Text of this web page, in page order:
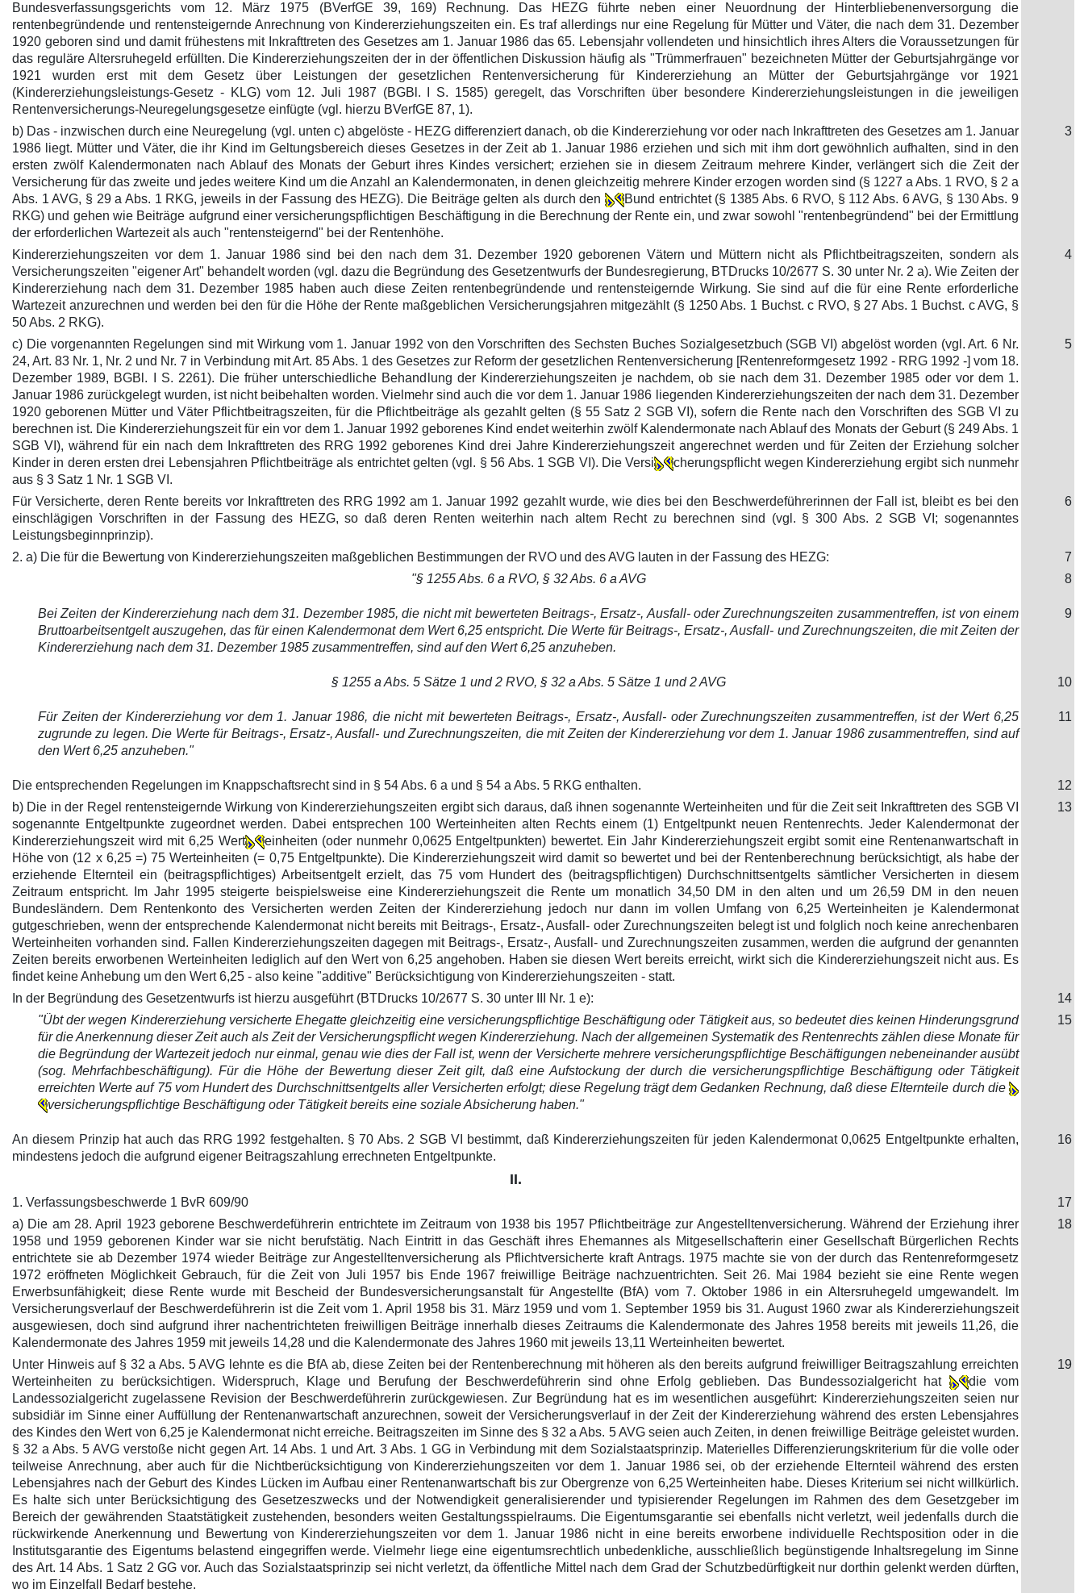
Bundesverfassungsgerichts vom 12. März 1975 (BVerfGE 39, 169) Rechnung. Das HEZG führte neben einer Neuordnung der Hinterbliebenenversorgung die
rentenbegründende und rentensteigernde Anrechnung von Kindererziehungszeiten ein. Es traf allerdings nur eine Regelung für Mütter und Väter, die nach dem 31. Dezember
1920 geboren sind und damit frühestens mit Inkrafttreten des Gesetzes am 1. Januar 1986 das 65. Lebensjahr vollendeten und hinsichtlich ihres Alters die Voraussetzungen für
das reguläre Altersruhegeld erfüllten. Die Kindererziehungszeiten der in der öffentlichen Diskussion häufig als "Trümmerfrauen" bezeichneten Mütter der Geburtsjahrgänge vor
1921 wurden erst mit dem Gesetz über Leistungen der gesetzlichen Rentenversicherung für Kindererziehung an Mütter der Geburtsjahrgänge vor 1921
(Kindererziehungsleistungs-Gesetz - KLG) vom 12. Juli 1987 (BGBl. I S. 1585) geregelt, das Vorschriften über besondere Kindererziehungsleistungen in die jeweiligen
Rentenversicherungs-Neuregelungsgesetze einfügte (vgl. hierzu BVerfGE 87, 1).
b) Das - inzwischen durch eine Neuregelung (vgl. unten c) abgelöste - HEZG differenziert danach, ob die Kindererziehung vor oder nach Inkrafttreten des Gesetzes am 1. Januar
1986 liegt. Mütter und Väter, die ihr Kind im Geltungsbereich dieses Gesetzes in der Zeit ab 1. Januar 1986 erziehen und sich mit ihm dort gewöhnlich aufhalten, sind in den
ersten zwölf Kalendermonaten nach Ablauf des Monats der Geburt ihres Kindes versichert; erziehen sie in diesem Zeitraum mehrere Kinder, verlängert sich die Zeit der
Versicherung für das zweite und jedes weitere Kind um die Anzahl an Kalendermonaten, in denen gleichzeitig mehrere Kinder erzogen worden sind (§ 1227 a Abs. 1 RVO, § 2 a
Abs. 1 AVG, § 29 a Abs. 1 RKG, jeweils in der Fassung des HEZG). Die Beiträge gelten als durch den
Bund entrichtet (§ 1385 Abs. 6 RVO, § 112 Abs. 6 AVG, § 130 Abs. 9
RKG) und gehen wie Beiträge aufgrund einer versicherungspflichtigen Beschäftigung in die Berechnung der Rente ein, und zwar sowohl "rentenbegründend" bei der Ermittlung
der erforderlichen Wartezeit als auch "rentensteigernd" bei der Rentenhöhe.
3
Kindererziehungszeiten vor dem 1. Januar 1986 sind bei den nach dem 31. Dezember 1920 geborenen Vätern und Müttern nicht als Pflichtbeitragszeiten, sondern als
Versicherungszeiten "eigener Art" behandelt worden (vgl. dazu die Begründung des Gesetzentwurfs der Bundesregierung, BTDrucks 10/2677 S. 30 unter Nr. 2 a). Wie Zeiten der
Kindererziehung nach dem 31. Dezember 1985 haben auch diese Zeiten rentenbegründende und rentensteigernde Wirkung. Sie sind auf die für eine Rente erforderliche
Wartezeit anzurechnen und werden bei den für die Höhe der Rente maßgeblichen Versicherungsjahren mitgezählt (§ 1250 Abs. 1 Buchst. c RVO, § 27 Abs. 1 Buchst. c AVG, §
50 Abs. 2 RKG).
4
c) Die vorgenannten Regelungen sind mit Wirkung vom 1. Januar 1992 von den Vorschriften des Sechsten Buches Sozialgesetzbuch (SGB VI) abgelöst worden (vgl. Art. 6 Nr.
24, Art. 83 Nr. 1, Nr. 2 und Nr. 7 in Verbindung mit Art. 85 Abs. 1 des Gesetzes zur Reform der gesetzlichen Rentenversicherung [Rentenreformgesetz 1992 - RRG 1992 -] vom 18.
Dezember 1989, BGBl. I S. 2261). Die früher unterschiedliche Behandlung der Kindererziehungszeiten je nachdem, ob sie nach dem 31. Dezember 1985 oder vor dem 1.
Januar 1986 zurückgelegt wurden, ist nicht beibehalten worden. Vielmehr sind auch die vor dem 1. Januar 1986 liegenden Kindererziehungszeiten der nach dem 31. Dezember
1920 geborenen Mütter und Väter Pflichtbeitragszeiten, für die Pflichtbeiträge als gezahlt gelten (§ 55 Satz 2 SGB VI), sofern die Rente nach den Vorschriften des SGB VI zu
berechnen ist. Die Kindererziehungszeit für ein vor dem 1. Januar 1992 geborenes Kind endet weiterhin zwölf Kalendermonate nach Ablauf des Monats der Geburt (§ 249 Abs. 1
SGB VI), während für ein nach dem Inkrafttreten des RRG 1992 geborenes Kind drei Jahre Kindererziehungszeit angerechnet werden und für Zeiten der Erziehung solcher
Kinder in deren ersten drei Lebensjahren Pflichtbeiträge als entrichtet gelten (vgl. § 56 Abs. 1 SGB VI). Die Versi
cherungspflicht wegen Kindererziehung ergibt sich nunmehr
aus § 3 Satz 1 Nr. 1 SGB VI.
5
Für Versicherte, deren Rente bereits vor Inkrafttreten des RRG 1992 am 1. Januar 1992 gezahlt wurde, wie dies bei den Beschwerdeführerinnen der Fall ist, bleibt es bei den
einschlägigen Vorschriften in der Fassung des HEZG, so daß deren Renten weiterhin nach altem Recht zu berechnen sind (vgl. § 300 Abs. 2 SGB VI; sogenanntes
Leistungsbeginnprinzip).
6
2. a) Die für die Bewertung von Kindererziehungszeiten maßgeblichen Bestimmungen der RVO und des AVG lauten in der Fassung des HEZG:
7
"§ 1255 Abs. 6 a RVO, § 32 Abs. 6 a AVG
8
Bei Zeiten der Kindererziehung nach dem 31. Dezember 1985, die nicht mit bewerteten Beitrags-, Ersatz-, Ausfall- oder Zurechnungszeiten zusammentreffen, ist von einem
Bruttoarbeitsentgelt auszugehen, das für einen Kalendermonat dem Wert 6,25 entspricht. Die Werte für Beitrags-, Ersatz-, Ausfall- und Zurechnungszeiten, die mit Zeiten der
Kindererziehung nach dem 31. Dezember 1985 zusammentreffen, sind auf den Wert 6,25 anzuheben.
9
§ 1255 a Abs. 5 Sätze 1 und 2 RVO, § 32 a Abs. 5 Sätze 1 und 2 AVG 10
Für Zeiten der Kindererziehung vor dem 1. Januar 1986, die nicht mit bewerteten Beitrags-, Ersatz-, Ausfall- oder Zurechnungszeiten zusammentreffen, ist der Wert 6,25
zugrunde zu legen. Die Werte für Beitrags-, Ersatz-, Ausfall- und Zurechnungszeiten, die mit Zeiten der Kindererziehung vor dem 1. Januar 1986 zusammentreffen, sind auf
den Wert 6,25 anzuheben."
11
Die entsprechenden Regelungen im Knappschaftsrecht sind in § 54 Abs. 6 a und § 54 a Abs. 5 RKG enthalten.
12
b) Die in der Regel rentensteigernde Wirkung von Kindererziehungszeiten ergibt sich daraus, daß ihnen sogenannte Werteinheiten und für die Zeit seit Inkrafttreten des SGB VI
sogenannte Entgeltpunkte zugeordnet werden. Dabei entsprechen 100 Werteinheiten alten Rechts einem (1) Entgeltpunkt neuen Rentenrechts. Jeder Kalendermonat der
Kindererziehungszeit wird mit 6,25 Wert
einheiten (oder nunmehr 0,0625 Entgeltpunkten) bewertet. Ein Jahr Kindererziehungszeit ergibt somit eine Rentenanwartschaft in
Höhe von (12 x 6,25 =) 75 Werteinheiten (= 0,75 Entgeltpunkte). Die Kindererziehungszeit wird damit so bewertet und bei der Rentenberechnung berücksichtigt, als habe der
erziehende Elternteil ein (beitragspflichtiges) Arbeitsentgelt erzielt, das 75 vom Hundert des (beitragspflichtigen) Durchschnittsentgelts sämtlicher Versicherten in diesem
Zeitraum entspricht. Im Jahr 1995 steigerte beispielsweise eine Kindererziehungszeit die Rente um monatlich 34,50 DM in den alten und um 26,59 DM in den neuen
Bundesländern. Dem Rentenkonto des Versicherten werden Zeiten der Kindererziehung jedoch nur dann im vollen Umfang von 6,25 Werteinheiten je Kalendermonat
gutgeschrieben, wenn der entsprechende Kalendermonat nicht bereits mit Beitrags-, Ersatz-, Ausfall- oder Zurechnungszeiten belegt ist und folglich noch keine anrechenbaren
Werteinheiten vorhanden sind. Fallen Kindererziehungszeiten dagegen mit Beitrags-, Ersatz-, Ausfall- und Zurechnungszeiten zusammen, werden die aufgrund der genannten
Zeiten bereits erworbenen Werteinheiten lediglich auf den Wert von 6,25 angehoben. Haben sie diesen Wert bereits erreicht, wirkt sich die Kindererziehungszeit nicht aus. Es
findet keine Anhebung um den Wert 6,25 - also keine "additive" Berücksichtigung von Kindererziehungszeiten - statt.
13
In der Begründung des Gesetzentwurfs ist hierzu ausgeführt (BTDrucks 10/2677 S. 30 unter III Nr. 1 e):
14
"Übt der wegen Kindererziehung versicherte Ehegatte gleichzeitig eine versicherungspflichtige Beschäftigung oder Tätigkeit aus, so bedeutet dies keinen Hinderungsgrund
für die Anerkennung dieser Zeit auch als Zeit der Versicherungspflicht wegen Kindererziehung. Nach der allgemeinen Systematik des Rentenrechts zählen diese Monate für
die Begründung der Wartezeit jedoch nur einmal, genau wie dies der Fall ist, wenn der Versicherte mehrere versicherungspflichtige Beschäftigungen nebeneinander ausübt
(sog. Mehrfachbeschäftigung). Für die Höhe der Bewertung dieser Zeit gilt, daß eine Aufstockung der durch die versicherungspflichtige Beschäftigung oder Tätigkeit
erreichten Werte auf 75 vom Hundert des Durchschnittsentgelts aller Versicherten erfolgt; diese Regelung trägt dem Gedanken Rechnung, daß diese Elternteile durch die
versicherungspflichtige Beschäftigung oder Tätigkeit bereits eine soziale Absicherung haben."
15
An diesem Prinzip hat auch das RRG 1992 festgehalten. § 70 Abs. 2 SGB VI bestimmt, daß Kindererziehungszeiten für jeden Kalendermonat 0,0625 Entgeltpunkte erhalten,
mindestens jedoch die aufgrund eigener Beitragszahlung errechneten Entgeltpunkte.
16
II.
1. Verfassungsbeschwerde 1 BvR 609/90
17
a) Die am 28. April 1923 geborene Beschwerdeführerin entrichtete im Zeitraum von 1938 bis 1957 Pflichtbeiträge zur Angestelltenversicherung. Während der Erziehung ihrer
1958 und 1959 geborenen Kinder war sie nicht berufstätig. Nach Eintritt in das Geschäft ihres Ehemannes als Mitgesellschafterin einer Gesellschaft Bürgerlichen Rechts
entrichtete sie ab Dezember 1974 wieder Beiträge zur Angestelltenversicherung als Pflichtversicherte kraft Antrags. 1975 machte sie von der durch das Rentenreformgesetz
1972 eröffneten Möglichkeit Gebrauch, für die Zeit von Juli 1957 bis Ende 1967 freiwillige Beiträge nachzuentrichten. Seit 26. Mai 1984 bezieht sie eine Rente wegen
Erwerbsunfähigkeit; diese Rente wurde mit Bescheid der Bundesversicherungsanstalt für Angestellte (BfA) vom 7. Oktober 1986 in ein Altersruhegeld umgewandelt. Im
Versicherungsverlauf der Beschwerdeführerin ist die Zeit vom 1. April 1958 bis 31. März 1959 und vom 1. September 1959 bis 31. August 1960 zwar als Kindererziehungszeit
ausgewiesen, doch sind aufgrund ihrer nachentrichteten freiwilligen Beiträge innerhalb dieses Zeitraums die Kalendermonate des Jahres 1958 bereits mit jeweils 11,26, die
Kalendermonate des Jahres 1959 mit jeweils 14,28 und die Kalendermonate des Jahres 1960 mit jeweils 13,11 Werteinheiten bewertet.
18
Unter Hinweis auf § 32 a Abs. 5 AVG lehnte es die BfA ab, diese Zeiten bei der Rentenberechnung mit höheren als den bereits aufgrund freiwilliger Beitragszahlung erreichten
Werteinheiten zu berücksichtigen. Widerspruch, Klage und Berufung der Beschwerdeführerin sind ohne Erfolg geblieben. Das Bundessozialgericht hat
die vom
Landessozialgericht zugelassene Revision der Beschwerdeführerin zurückgewiesen. Zur Begründung hat es im wesentlichen ausgeführt: Kindererziehungszeiten seien nur
subsidiär im Sinne einer Auffüllung der Rentenanwartschaft anzurechnen, soweit der Versicherungsverlauf in der Zeit der Kindererziehung während des ersten Lebensjahres
des Kindes den Wert von 6,25 je Kalendermonat nicht erreiche. Beitragszeiten im Sinne des § 32 a Abs. 5 AVG seien auch Zeiten, in denen freiwillige Beiträge geleistet wurden.
§ 32 a Abs. 5 AVG verstoße nicht gegen Art. 14 Abs. 1 und Art. 3 Abs. 1 GG in Verbindung mit dem Sozialstaatsprinzip. Materielles Differenzierungskriterium für die volle oder
teilweise Anrechnung, aber auch für die Nichtberücksichtigung von Kindererziehungszeiten vor dem 1. Januar 1986 sei, ob der erziehende Elternteil während des ersten
Lebensjahres nach der Geburt des Kindes Lücken im Aufbau einer Rentenanwartschaft bis zur Obergrenze von 6,25 Werteinheiten habe. Dieses Kriterium sei nicht willkürlich.
Es halte sich unter Berücksichtigung des Gesetzeszwecks und der Notwendigkeit generalisierender und typisierender Regelungen im Rahmen des dem Gesetzgeber im
Bereich der gewährenden Staatstätigkeit zustehenden, besonders weiten Gestaltungsspielraums. Die Eigentumsgarantie sei ebenfalls nicht verletzt, weil jedenfalls durch die
rückwirkende Anerkennung und Bewertung von Kindererziehungszeiten vor dem 1. Januar 1986 nicht in eine bereits erworbene individuelle Rechtsposition oder in die
Institutsgarantie des Eigentums belastend eingegriffen werde. Vielmehr liege eine eigentumsrechtlich unbedenkliche, ausschließlich begünstigende Inhaltsregelung im Sinne
des Art. 14 Abs. 1 Satz 2 GG vor. Auch das Sozialstaatsprinzip sei nicht verletzt, da öffentliche Mittel nach dem Grad der Schutzbedürftigkeit nur dorthin gelenkt werden dürften,
wo im Einzelfall Bedarf bestehe.
19